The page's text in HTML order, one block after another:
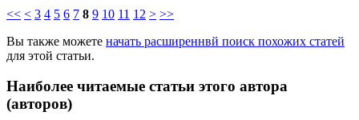
<< < 3 4 5 6 7 8 9 10 11 12 > >>
Вы также можете начать расширеннвй поиск похожих статей
для этой статьи.
Наиболее читаемые статьи этого автора
(авторов)